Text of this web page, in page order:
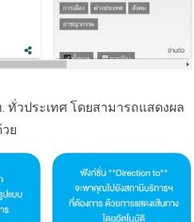
วประเทศ โดยสามารถแสดงผล
ย